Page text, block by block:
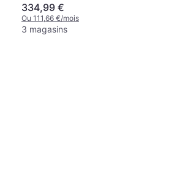
334,99 €
Ou 111,66 €/mois
3 magasins